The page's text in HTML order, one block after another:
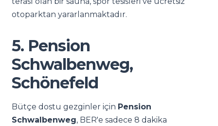
otoparktan yararlanmaktadır.
5. Pension
Schwalbenweg,
Schönefeld
Bütçe dostu gezginler için Pension
Schwalbenweg, BER'e sadece 8 dakika